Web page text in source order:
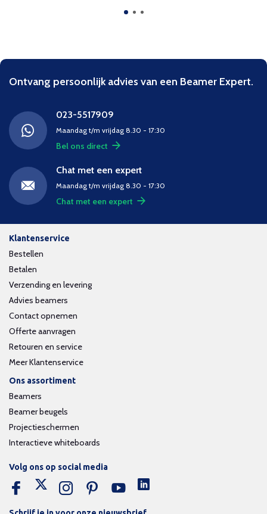
Ontvang persoonlijk advies van een Beamer Expert.
023-5517909
Maandag t/m vrijdag 8.30 - 17:30
Bel ons direct
Chat met een expert
Maandag t/m vrijdag 8.30 - 17:30
Chat met een expert
Klantenservice
Bestellen
Betalen
Verzending en levering
Advies beamers
Contact opnemen
Offerte aanvragen
Retouren en service
Meer Klantenservice
Ons assortiment
Beamers
Beamer beugels
Projectieschermen
Interactieve whiteboards
Volg ons op social media